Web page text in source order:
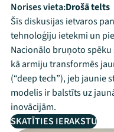
Norises vieta:Drošā telts
Šīs diskusijas ietvaros
tehnoloģiju ietekmi un
Nacionālo bruņoto
kā armiju transformēs
(“deep tech”), jeb jaunie
modelis ir balstīts uz
inovācijām.
SKATĪTIES IERAKSTU